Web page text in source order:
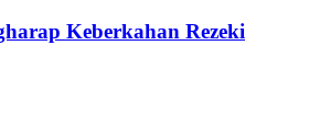
Keberkahan Rezeki